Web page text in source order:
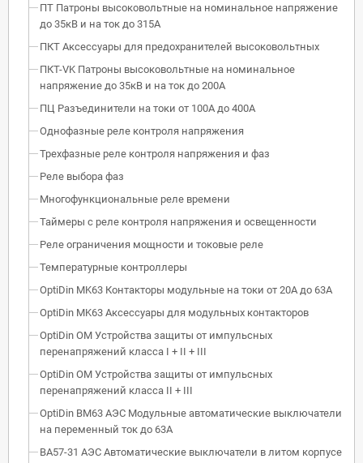
ПТ Патроны высоковольтные на номинальное напряжение
до 35кВ и на ток до 315А
ПКТ Аксессуары для предохранителей высоковольтных
ПКТ-VK Патроны высоковольтные на номинальное
напряжение до 35кВ и на ток до 200А
ПЦ Разъединители на токи от 100А до 400А
Однофазные реле контроля напряжения
Трехфазные реле контроля напряжения и фаз
Реле выбора фаз
Многофункциональные реле времени
Таймеры с реле контроля напряжения и освещенности
Реле ограничения мощности и токовые реле
Температурные контроллеры
OptiDin MK63 Контакторы модульные на токи от 20А до 63А
OptiDin MK63 Аксессуары для модульных контакторов
OptiDin OM Устройства защиты от импульсных
перенапряжений класса I + II + III
OptiDin OM Устройства защиты от импульсных
перенапряжений класса II + III
OptiDin BM63 АЭС Модульные автоматические выключатели
на переменный ток до 63А
ВА57-31 АЭС Автоматические выключатели в литом корпусе